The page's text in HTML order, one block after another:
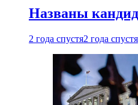
Названы
2 года спустя2 года спустя